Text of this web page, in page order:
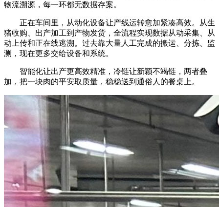
物流溯源，每一环都无数据存案。
正在车间里，从动化设备让产线运转愈加紧凑高效。从生
猪收购、出产加工到产物发货，全流程实现数据从动采集、从
动上传和正在线逃溯。过去靠大量人工完成的搬运、分拣、监
测，现在更多交给设备和系统。
智能化让出产更高效精准，冷链让新颖不竭链，两者叠
加，把一块肉的平安取质量，稳稳送到通俗人的餐桌上。